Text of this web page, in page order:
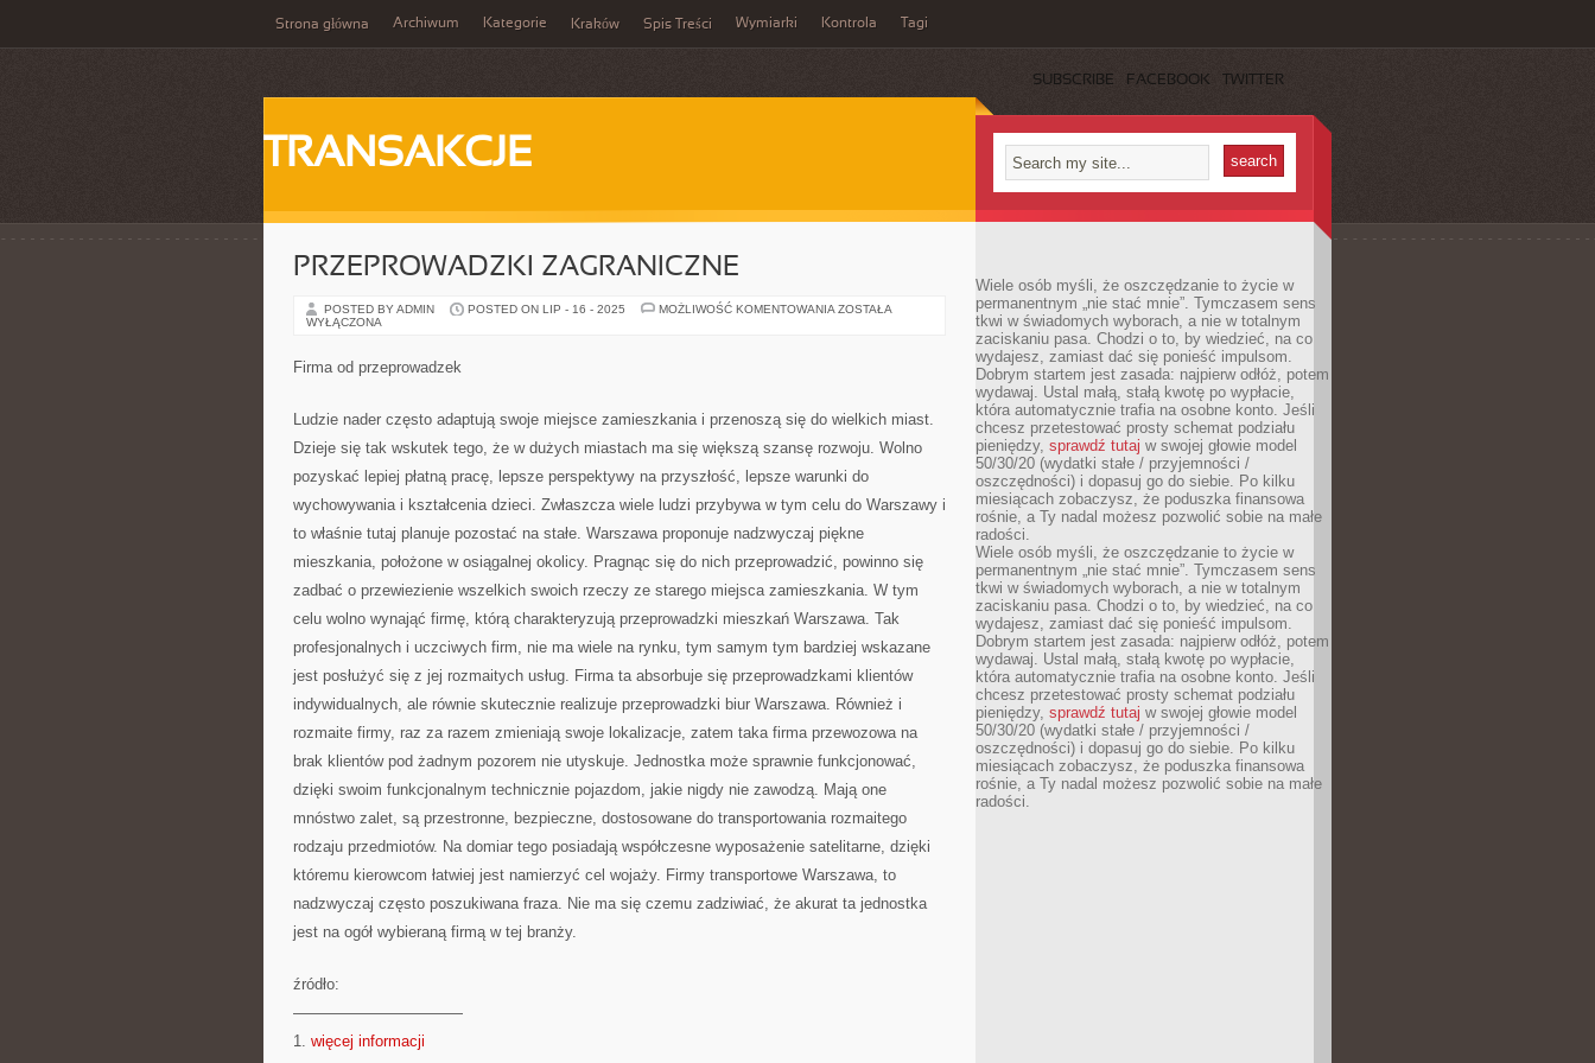
Strona główna Archiwum Kategorie Kraków Spis Treści Wymiarki Kontrola Tagi
SUBSCRIBE FACEBOOK TWITTER
TRANSAKCJE
PRZEPROWADZKI ZAGRANICZNE
POSTED BY ADMIN POSTED ON LIP - 16 - 2025 MOŻLIWOŚĆ KOMENTOWANIA PRZEPROWADZKI
ZOSTAŁA
WYŁĄCZONA
Firma od przeprowadzek
Ludzie nader często adaptują swoje miejsce zamieszkania i przenoszą się do wielkich miast.
Dzieje się tak wskutek tego, że w dużych miastach ma się większą szansę rozwoju. Wolno
pozyskać lepiej płatną pracę, lepsze perspektywy na przyszłość, lepsze warunki do
wychowywania i kształcenia dzieci. Zwłaszcza wiele ludzi przybywa w tym celu do Warszawy i
to właśnie tutaj planuje pozostać na stałe. Warszawa proponuje nadzwyczaj piękne
mieszkania, położone w osiągalnej okolicy. Pragnąc się do nich przeprowadzić, powinno się
zadbać o przewiezienie wszelkich swoich rzeczy ze starego miejsca zamieszkania. W tym
celu wolno wynająć firmę, którą charakteryzują przeprowadzki mieszkań Warszawa. Tak
profesjonalnych i uczciwych firm, nie ma wiele na rynku, tym samym tym bardziej wskazane
jest posłużyć się z jej rozmaitych usług. Firma ta absorbuje się przeprowadzkami klientów
indywidualnych, ale równie skutecznie realizuje przeprowadzki biur Warszawa. Również i
rozmaite firmy, raz za razem zmieniają swoje lokalizacje, zatem taka firma przewozowa na
brak klientów pod żadnym pozorem nie utyskuje. Jednostka może sprawnie funkcjonować,
dzięki swoim funkcjonalnym technicznie pojazdom, jakie nigdy nie zawodzą. Mają one
mnóstwo zalet, są przestronne, bezpieczne, dostosowane do transportowania rozmaitego
rodzaju przedmiotów. Na domiar tego posiadają współczesne wyposażenie satelitarne, dzięki
któremu kierowcom łatwiej jest namierzyć cel wojaży. Firmy transportowe Warszawa, to
nadzwyczaj często poszukiwana fraza. Nie ma się czemu zadziwiać, że akurat ta jednostka
jest na ogół wybieraną firmą w tej branży.
źródło:
———————————
1. więcej informacji
Wiele osób myśli, że oszczędzanie to życie w
permanentnym „nie stać mnie”. Tymczasem sens
tkwi w świadomych wyborach, a nie w totalnym
zaciskaniu pasa. Chodzi o to, by wiedzieć, na co
wydajesz, zamiast dać się ponieść impulsom.
Dobrym startem jest zasada: najpierw odłóż, potem
wydawaj. Ustal małą, stałą kwotę po wypłacie,
która automatycznie trafia na osobne konto. Jeśli
chcesz przetestować prosty schemat podziału
pieniędzy, sprawdź tutaj w swojej głowie model
50/30/20 (wydatki stałe / przyjemności /
oszczędności) i dopasuj go do siebie. Po kilku
miesiącach zobaczysz, że poduszka finansowa
rośnie, a Ty nadal możesz pozwolić sobie na małe
radości.
Wiele osób myśli, że oszczędzanie to życie w
permanentnym „nie stać mnie”. Tymczasem sens
tkwi w świadomych wyborach, a nie w totalnym
zaciskaniu pasa. Chodzi o to, by wiedzieć, na co
wydajesz, zamiast dać się ponieść impulsom.
Dobrym startem jest zasada: najpierw odłóż, potem
wydawaj. Ustal małą, stałą kwotę po wypłacie,
która automatycznie trafia na osobne konto. Jeśli
chcesz przetestować prosty schemat podziału
pieniędzy, sprawdź tutaj w swojej głowie model
50/30/20 (wydatki stałe / przyjemności /
oszczędności) i dopasuj go do siebie. Po kilku
miesiącach zobaczysz, że poduszka finansowa
rośnie, a Ty nadal możesz pozwolić sobie na małe
radości.